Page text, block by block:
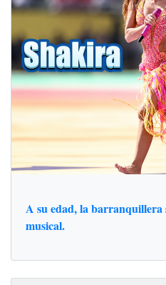
A su edad, la barranquillera
musical.